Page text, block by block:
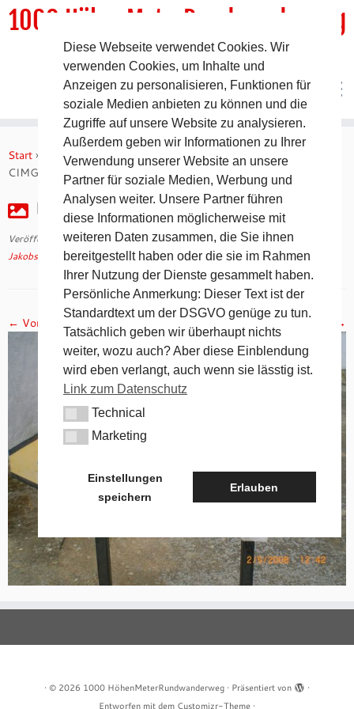
Inhalt
springen
1000 HöhenMeterRundwanderweg
DER Rundwanderweg um Pommelsbrunn
Start » Jakobsweg 2008 – 14. Tag auf dem Camino Francés
CIMG2654
CIMG2654
Veröffentlicht am30. April 2018mit den Abmessungen1024 × 768
Jakobsweg 2008 – 14. Tag auf dem Camino Francés.
← Vorheriges Nächstes →
· © 2026 1000 HöhenMeterRundwanderweg · Präsentiert von
·
Entworfen mit dem Customizr-Theme ·
Diese Webseite verwendet Cookies. Wir
verwenden Cookies, um Inhalte und
Anzeigen zu personalisieren, Funktionen für
soziale Medien anbieten zu können und die
Zugriffe auf unsere Website zu analysieren.
Außerdem geben wir Informationen zu Ihrer
Verwendung unserer Website an unsere
Partner für soziale Medien, Werbung und
Analysen weiter. Unsere Partner führen
diese Informationen möglicherweise mit
weiteren Daten zusammen, die Sie ihnen
bereitgestellt haben oder die sie im Rahmen
Ihrer Nutzung der Dienste gesammelt haben.
Persönliche Anmerkung: Dieser Text ist der
Standardtext um der DSGVO genüge zu tun.
Tatsächlich geben wir überhaupt nichts
weiter, wozu auch? Aber diese Einblendung
wird eben verlangt, auch wenn sie lässtig ist.
Link zum Datenschutz
TechnicalTechnical
MarketingMarketing
Einstellungen
speichern
Erlauben